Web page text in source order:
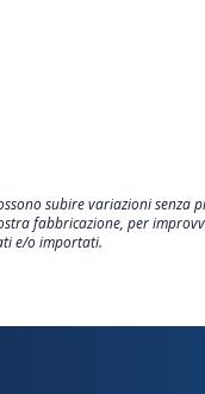
subire variazioni
fabbricazione, per
e/o importati.